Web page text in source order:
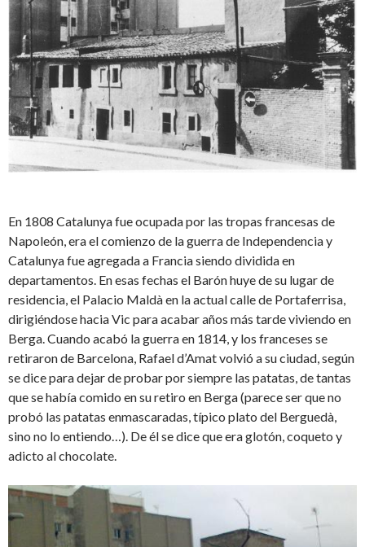
En 1808 Catalunya fue ocupada por las tropas francesas de
Napoleón, era el comienzo de la guerra de Independencia y
Catalunya fue agregada a Francia siendo dividida en
departamentos. En esas fechas el Barón huye de su lugar de
residencia, el Palacio Maldà en la actual calle de Portaferrisa,
dirigiéndose hacia Vic para acabar años más tarde viviendo en
Berga. Cuando acabó la guerra en 1814, y los franceses se
retiraron de Barcelona, Rafael d’Amat volvió a su ciudad, según
se dice para dejar de probar por siempre las patatas, de tantas
que se había comido en su retiro en Berga (parece ser que no
probó las patatas enmascaradas, típico plato del Berguedà,
sino no lo entiendo…). De él se dice que era glotón, coqueto y
adicto al chocolate.